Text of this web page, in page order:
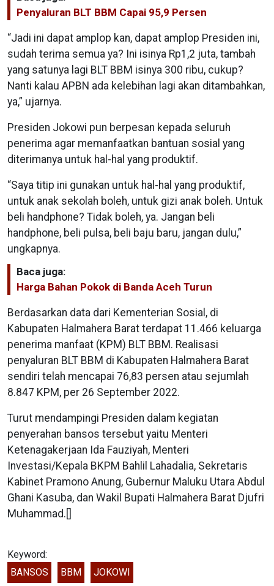
Penyaluran BLT BBM Capai 95,9 Persen
“Jadi ini dapat amplop kan, dapat amplop Presiden ini,
sudah terima semua ya? Ini isinya Rp1,2 juta, tambah
yang satunya lagi BLT BBM isinya 300 ribu, cukup?
Nanti kalau APBN ada kelebihan lagi akan ditambahkan,
ya,” ujarnya.
Presiden Jokowi pun berpesan kepada seluruh
penerima agar memanfaatkan bantuan sosial yang
diterimanya untuk hal-hal yang produktif.
“Saya titip ini gunakan untuk hal-hal yang produktif,
untuk anak sekolah boleh, untuk gizi anak boleh. Untuk
beli handphone? Tidak boleh, ya. Jangan beli
handphone, beli pulsa, beli baju baru, jangan dulu,”
ungkapnya.
Baca juga:
Harga Bahan Pokok di Banda Aceh Turun
Berdasarkan data dari Kementerian Sosial, di
Kabupaten Halmahera Barat terdapat 11.466 keluarga
penerima manfaat (KPM) BLT BBM. Realisasi
penyaluran BLT BBM di Kabupaten Halmahera Barat
sendiri telah mencapai 76,83 persen atau sejumlah
8.847 KPM, per 26 September 2022.
Turut mendampingi Presiden dalam kegiatan
penyerahan bansos tersebut yaitu Menteri
Ketenagakerjaan Ida Fauziyah, Menteri
Investasi/Kepala BKPM Bahlil Lahadalia, Sekretaris
Kabinet Pramono Anung, Gubernur Maluku Utara Abdul
Ghani Kasuba, dan Wakil Bupati Halmahera Barat Djufri
Muhammad.[]
Keyword:
BANSOS
BBM JOKOWI